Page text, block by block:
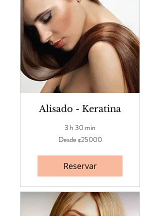
Alisado - Keratina
3 h 30 min
Desde ¢25000
Reservar